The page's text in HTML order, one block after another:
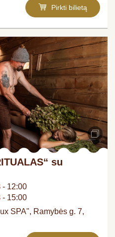
Pirkti bilietą
su
- 12:00
- 15:00
SPA", Ramybės g. 7,